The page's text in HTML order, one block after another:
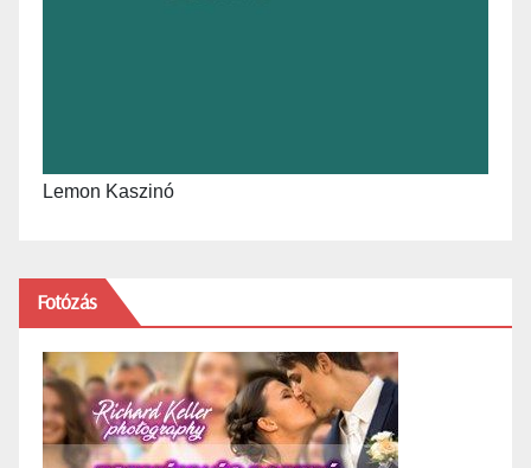
Lemon Kaszinó
Fotózás